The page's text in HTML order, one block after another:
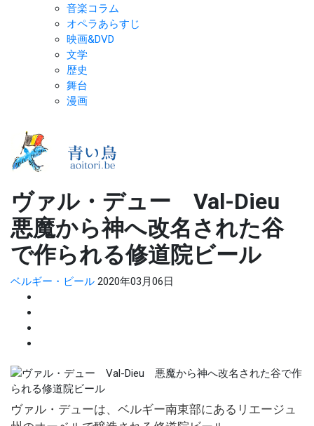
音楽コラム
オペラあらすじ
映画&DVD
文学
歴史
舞台
漫画
ヴァル・デュー Val-Dieu
悪魔から神へ改名された谷
で作られる修道院ビール
ベルギー・ビール 2020年03月06日
ヴァル・デューは、ベルギー南東部にあるリエージュ